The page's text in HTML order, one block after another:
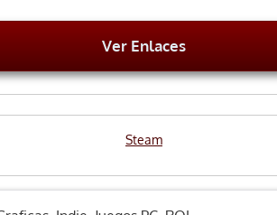
Ver Enlaces
Steam